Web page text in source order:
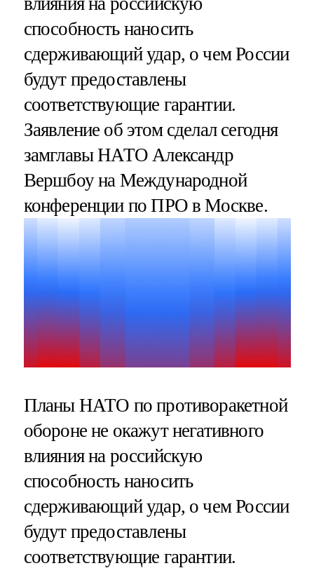
способность наносить
сдерживающий удар, о чем России
будут предоставлены
соответствующие гарантии.
Заявление об этом сделал сегодня
замглавы НАТО Александр
Вершбоу на Международной
конференции по ПРО в Москве.
Планы НАТО по противоракетной
обороне не окажут негативного
влияния на российскую
способность наносить
сдерживающий удар, о чем России
будут предоставлены
соответствующие гарантии.